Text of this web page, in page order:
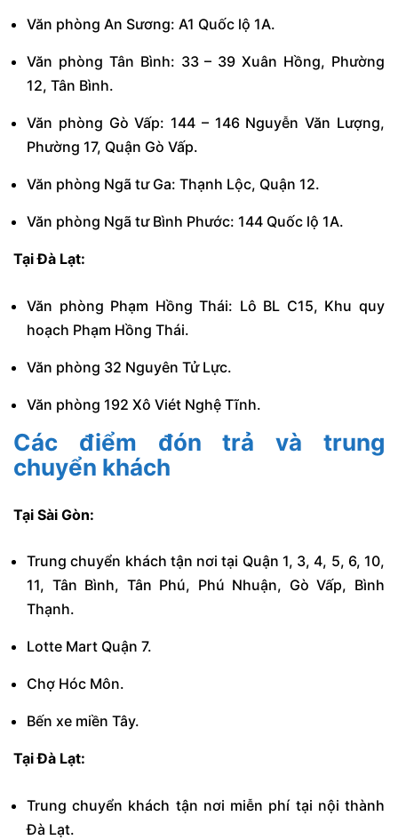
Văn phòng An Sương: A1 Quốc lộ 1A.
Văn phòng Tân Bình: 33 – 39 Xuân Hồng, Phường
12, Tân Bình.
Văn phòng Gò Vấp: 144 – 146 Nguyễn Văn Lượng,
Phường 17, Quận Gò Vấp.
Văn phòng Ngã tư Ga: Thạnh Lộc, Quận 12.
Văn phòng Ngã tư Bình Phước: 144 Quốc lộ 1A.
Tại Đà Lạt:
Văn phòng Phạm Hồng Thái: Lô BL C15, Khu quy
hoạch Phạm Hồng Thái.
Văn phòng 32 Nguyên Tử Lực.
Văn phòng 192 Xô Viét Nghệ Tĩnh.
Các điểm đón trả và trung
chuyển khách
Tại Sài Gòn:
Trung chuyển khách tận nơi tại Quận 1, 3, 4, 5, 6, 10,
11, Tân Bình, Tân Phú, Phú Nhuận, Gò Vấp, Bình
Thạnh.
Lotte Mart Quận 7.
Chợ Hóc Môn.
Bến xe miền Tây.
Tại Đà Lạt:
Trung chuyển khách tận nơi miễn phí tại nội thành
Đà Lạt.